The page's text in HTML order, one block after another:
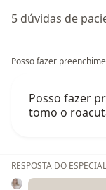
5 dúvidas de
Posso fazer
Posso fazer
tomo o
RESPOSTA DO